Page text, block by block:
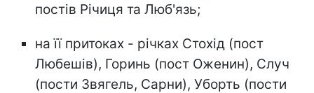
постів Річиця та Люб'язь;
на її притоках - річках Стохід (пост
Любешів), Горинь (пост Оженин), Случ
(пости Звягель, Сарни), Уборть (пости